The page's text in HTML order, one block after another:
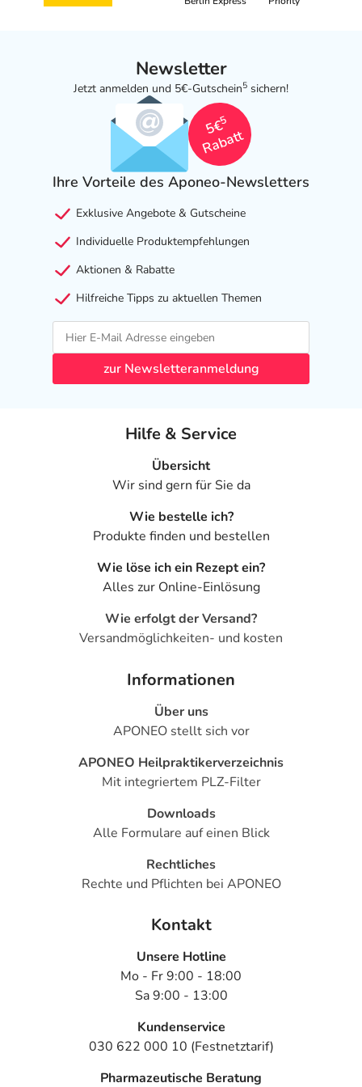
Angaben gem. EU-Produktsicherheitsverordnung (GPSR)
Newsletter
Jetzt anmelden und 5€-Gutschein5 sichern!
5€
5
Rabatt
Ihre Vorteile des Aponeo-Newsletters
Exklusive Angebote & Gutscheine
Individuelle Produktempfehlungen
Aktionen & Rabatte
Hilfreiche Tipps zu aktuellen Themen
zur Newsletteranmeldung
Hilfe & Service
Übersicht
Wir sind gern für Sie da
Wie bestelle ich?
Produkte finden und bestellen
Wie löse ich ein Rezept ein?
Alles zur Online-Einlösung
Wie erfolgt der Versand?
Versandmöglichkeiten- und kosten
Informationen
Über uns
APONEO stellt sich vor
APONEO Heilpraktikerverzeichnis
Mit integriertem PLZ-Filter
Downloads
Alle Formulare auf einen Blick
Rechtliches
Rechte und Pflichten bei APONEO
Kontakt
Unsere Hotline
Mo - Fr 9:00 - 18:00
Sa 9:00 - 13:00
Kundenservice
030 622 000 10 (Festnetztarif)
Pharmazeutische Beratung